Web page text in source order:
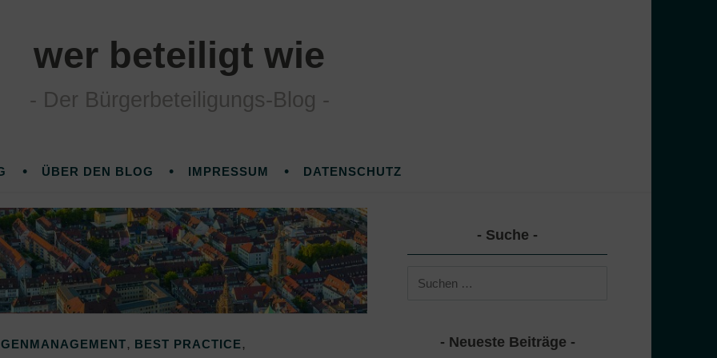
wer beteiligt wie
Der Bürgerbeteiligungs-Blog
ÜBER DEN BLOG IMPRESSUM DATENSCHUTZ
, BEST PRACTICE ,
Suche
Neueste Beiträge